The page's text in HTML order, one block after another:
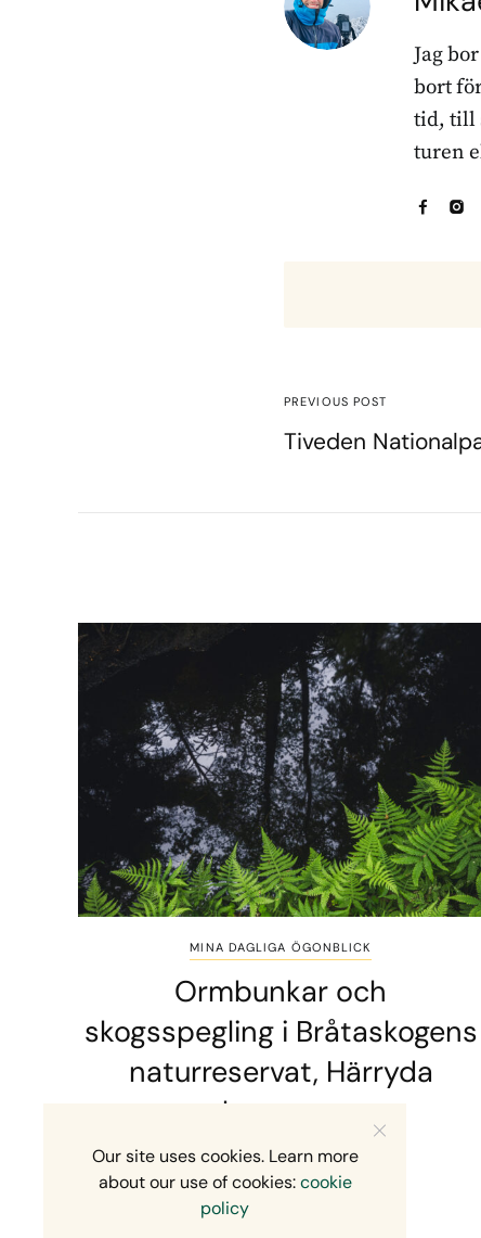
Jag
bort
tid, till
turen
PREVIOUS POST
Tiveden
MINA DAGLIGA ÖGONBLICK
Ormbunkar och
skogsspegling i Bråtaskogens
naturreservat, Härryda
kommun
2 MINS READ 3 JUNI, 2026
Our site uses cookies. Learn more
about our use of cookies:cookie
policy